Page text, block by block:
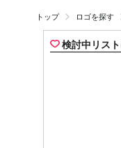
トップ ロゴを探す
検討中リス